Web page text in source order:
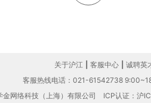
关于沪江 客服中心
诚聘英
客服热线电话：021-61542738
金网络科技（上海）有限公司 ICP认证：沪